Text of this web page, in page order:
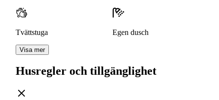
Tvättstuga Egen dusch
Visa mer
Husregler och tillgänglighet